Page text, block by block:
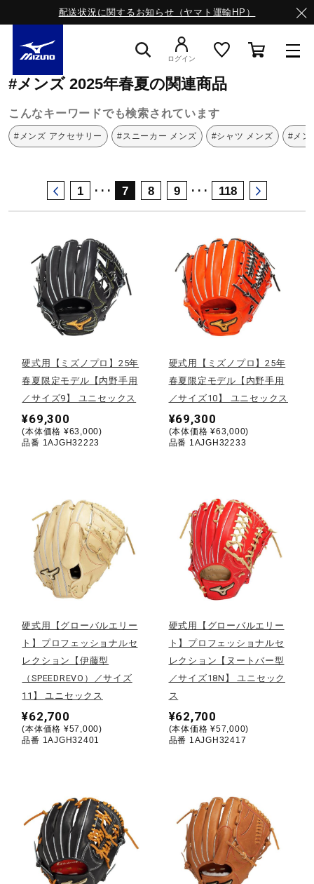
配送状況に関するお知らせ（ヤマト運輸HP）
ライフスタイルウエア
ランニング
サッカー／フットサル
トレーニング
野球
ゴルフ
バレーボール
テニス／ソフトテニス
陸上競技
卓球
柔道
ウィンタースポーツ
ログイン
ミズノ公式オンライン
#メンズ 2025年春夏の関連商品
こんなキーワードでも検索されています
#メンズ アクセサリー #スニーカー メンズ #シャツ メンズ #メン
1 ･･･ 7 8 9 ･･･ 118
硬式用【ミズノプロ】25年
春夏限定モデル【内野手用
／サイズ9】 ユニセックス
¥69,300
(本体価格 ¥63,000)
品番 1AJGH32223
硬式用【ミズノプロ】25年
春夏限定モデル【内野手用
／サイズ10】 ユニセックス
¥69,300
(本体価格 ¥63,000)
品番 1AJGH32233
硬式用【グローバルエリー
ト】プロフェッショナルセ
レクション【伊藤型
（SPEEDREVO）／サイズ
11】 ユニセックス
¥62,700
(本体価格 ¥57,000)
品番 1AJGH32401
硬式用【グローバルエリー
ト】プロフェッショナルセ
レクション【ヌートバー型
／サイズ18N】 ユニセック
ス
¥62,700
(本体価格 ¥57,000)
品番 1AJGH32417